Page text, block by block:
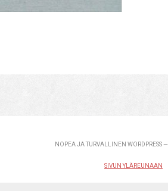
NOPEA JA TURVALLINEN WORDPRESS —
SIVUN YLÄREUNAAN